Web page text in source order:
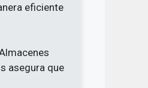
eficiente
asegura que